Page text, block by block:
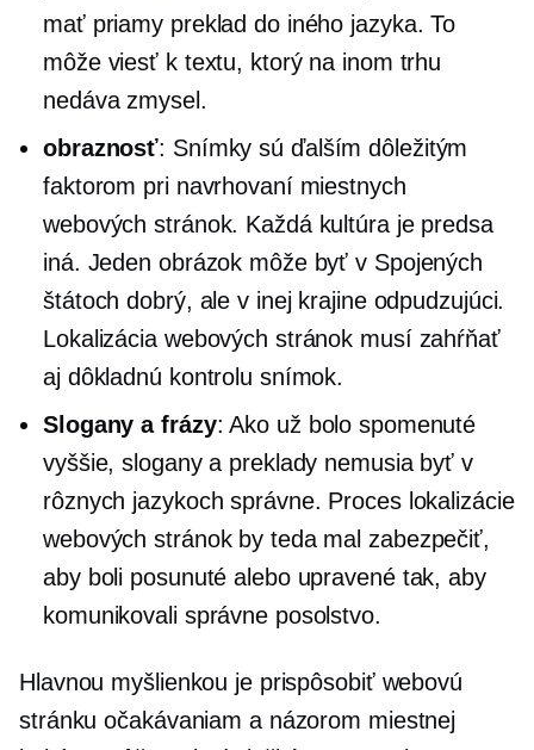
mať priamy preklad do iného jazyka. To
môže viesť k textu, ktorý na inom trhu
nedáva zmysel.
obraznosť: Snímky sú ďalším dôležitým
faktorom pri navrhovaní miestnych
webových stránok. Každá kultúra je predsa
iná. Jeden obrázok môže byť v Spojených
štátoch dobrý, ale v inej krajine odpudzujúci.
Lokalizácia webových stránok musí zahŕňať
aj dôkladnú kontrolu snímok.
Slogany a frázy: Ako už bolo spomenuté
vyššie, slogany a preklady nemusia byť v
rôznych jazykoch správne. Proces lokalizácie
webových stránok by teda mal zabezpečiť,
aby boli posunuté alebo upravené tak, aby
komunikovali správne posolstvo.
Hlavnou myšlienkou je prispôsobiť webovú
stránku očakávaniam a názorom miestnej